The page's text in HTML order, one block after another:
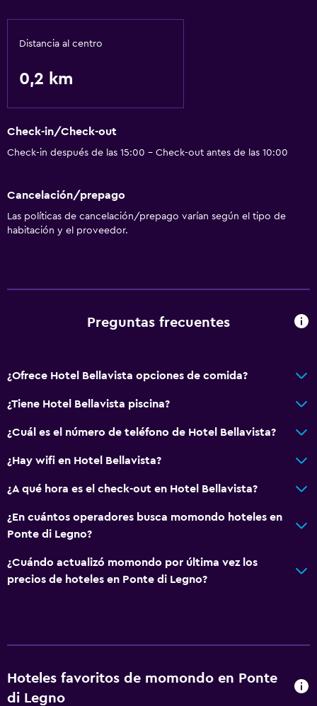
General
Espacio de almacenamiento
Salud y seguridad
Servicios básicos
Wifi gratis
Distancia al centro
0,2 km
Check-in/Check-out
Check-in después de las 15:00 - Check-out antes de las 10:00
Cancelación/prepago
Las políticas de cancelación/prepago varían según el tipo de
habitación y el proveedor.
Preguntas frecuentes
¿Ofrece Hotel Bellavista opciones de comida?
¿Tiene Hotel Bellavista piscina?
¿Cuál es el número de teléfono de Hotel Bellavista?
¿Hay wifi en Hotel Bellavista?
¿A qué hora es el check-out en Hotel Bellavista?
¿En cuántos operadores busca momondo hoteles en
Ponte di Legno?
¿Cuándo actualizó momondo por última vez los
precios de hoteles en Ponte di Legno?
Hoteles favoritos de momondo en Ponte
di Legno